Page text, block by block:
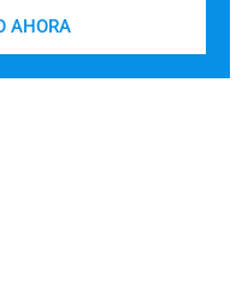
AHORA